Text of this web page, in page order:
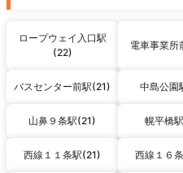
ロープウェイ入口駅
(22)
電車事業所
バスセンター前駅(21) 中島公園
山鼻９条駅(21) 幌平橋
西線１１条駅(21) 西線１６